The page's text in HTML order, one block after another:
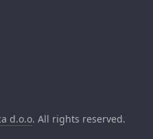
d.o.o. All rights reserved.